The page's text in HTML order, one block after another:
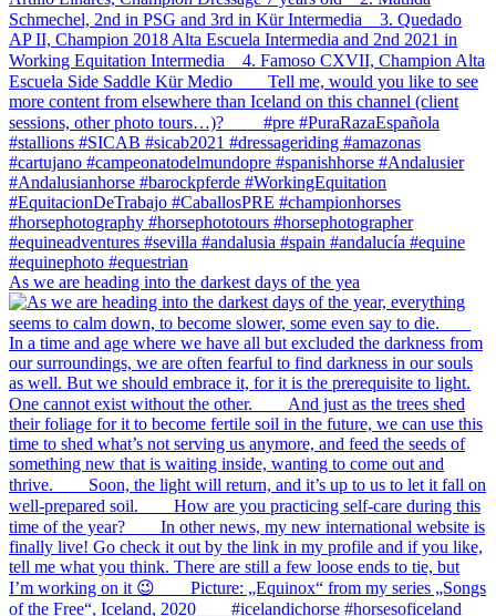
As we are heading into the darkest days of the yea